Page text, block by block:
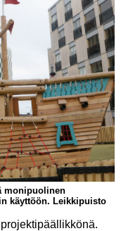
monipuolinen
käyttöön. Leikkipuisto